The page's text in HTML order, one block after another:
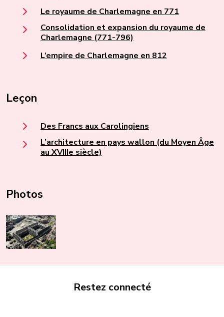
Le royaume de Charlemagne en 771
Consolidation et expansion du royaume de
Charlemagne (771-796)
L’empire de Charlemagne en 812
Leçon
Des Francs aux Carolingiens
L’architecture en pays wallon (du Moyen Âge
au XVIIIe siècle)
Photos
Restez connecté